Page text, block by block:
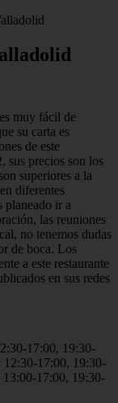
muy fácil de
su carta es
de este
sus precios son los
superiores a la
diferentes
planeado ir a
las reuniones
no tenemos dudas
de boca. Los
a este restaurante
en sus redes
17:00, 19:30-
12:30-17:00, 19:30-
17:00, 19:30-